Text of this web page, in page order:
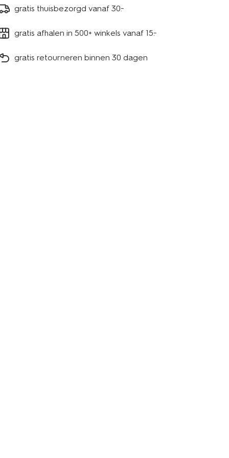
gratis thuisbezorgd vanaf 30.-
gratis afhalen in 500+ winkels vanaf 15.-
gratis retourneren binnen 30 dagen